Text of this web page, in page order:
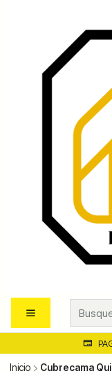
Inicio Cubrecama